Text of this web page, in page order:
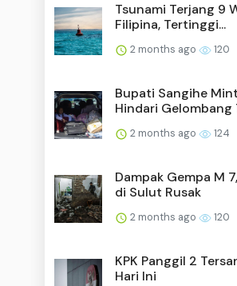
Tsunami Terjang 9
Filipina, Tertinggi...
2 months ago 120
Bupati Sangihe
Hindari Gelombang
2 months ago 124
Dampak Gempa M
di Sulut Rusak
2 months ago 120
KPK Panggil 2
Hari Ini